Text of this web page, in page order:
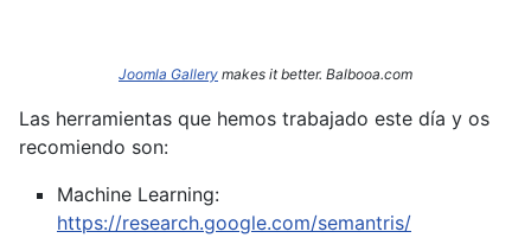
Joomla Gallery makes it better. Balbooa.com
Las herramientas que hemos trabajado este día y os
recomiendo son:
Machine Learning:
https://research.google.com/semantris/